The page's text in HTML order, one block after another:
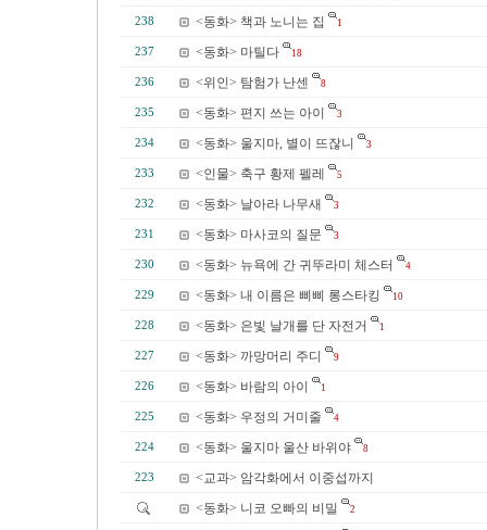
238 <동화> 책과 노니는 집 1
237 <동화> 마틸다 18
236 <위인> 탐험가 난센 8
235 <동화> 편지 쓰는 아이 3
234 <동화> 울지마, 별이 뜨잖니 3
233 <인물> 축구 황제 펠레 5
232 <동화> 날아라 나무새 3
231 <동화> 마사코의 질문 3
230 <동화> 뉴욕에 간 귀뚜라미 체스터 4
229 <동화> 내 이름은 삐삐 롱스타킹 10
228 <동화> 은빛 날개를 단 자전거 1
227 <동화> 까망머리 주디 9
226 <동화> 바람의 아이 1
225 <동화> 우정의 거미줄 4
224 <동화> 울지마 울산 바위야 8
223
<교과> 암각화에서 이중섭까지
<동화> 니코 오빠의 비밀
2